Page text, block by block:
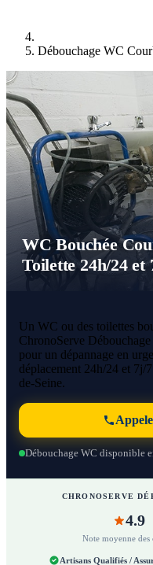
Débouchage WC
WC Bouchée
Toilette 24h/24 et
Un WC ou des toilettes
ChronoServe
pour un dépannage en
déplacement 24h/24 et 7j/
de-Seine.
Débouchage WC disponible
CHRONOSERVE
4.9
Note moyenne des
Artisans Qualifiés /